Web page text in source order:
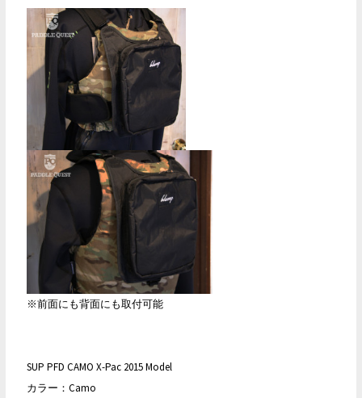
※前面にも背面にも取付可能
SUP PFD CAMO X-Pac 2015 Model
カラー：Camo